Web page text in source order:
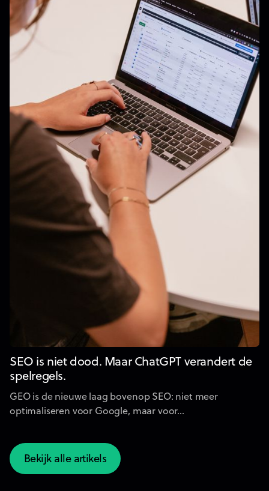
SEO is niet dood. Maar ChatGPT verandert de
spelregels.
GEO is de nieuwe laag bovenop SEO: niet meer
optimaliseren voor Google, maar voor...
Bekijk alle artikels
Bekijk alle artikels